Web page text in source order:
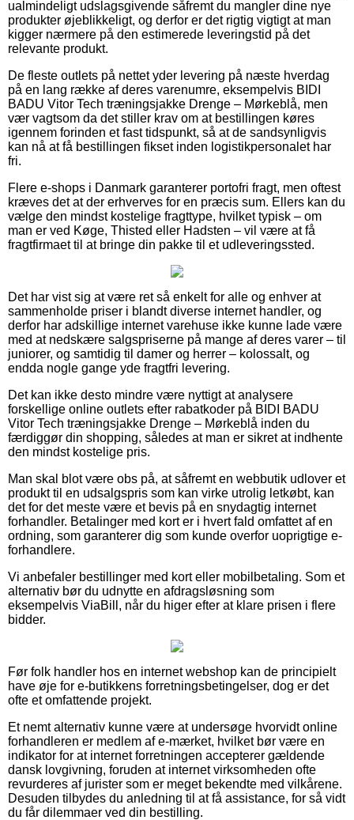
ualmindeligt udslagsgivende såfremt du mangler dine nye
produkter øjeblikkeligt, og derfor er det rigtig vigtigt at man
kigger nærmere på den estimerede leveringstid på det
relevante produkt.
De fleste outlets på nettet yder levering på næste hverdag
på en lang række af deres varenumre, eksempelvis BIDI
BADU Vitor Tech træningsjakke Drenge – Mørkeblå, men
vær vagtsom da det stiller krav om at bestillingen køres
igennem forinden et fast tidspunkt, så at de sandsynligvis
kan nå at få bestillingen fikset inden logistikpersonalet har
fri.
Flere e-shops i Danmark garanterer portofri fragt, men oftest
kræves det at der erhverves for en præcis sum. Ellers kan du
vælge den mindst kostelige fragttype, hvilket typisk – om
man er ved Køge, Thisted eller Hadsten – vil være at få
fragtfirmaet til at bringe din pakke til et udleveringssted.
Det har vist sig at være ret så enkelt for alle og enhver at
sammenholde priser i blandt diverse internet handler, og
derfor har adskillige internet varehuse ikke kunne lade være
med at nedskære salgspriserne på mange af deres varer – til
juniorer, og samtidig til damer og herrer – kolossalt, og
endda nogle gange yde fragtfri levering.
Det kan ikke desto mindre være nyttigt at analysere
forskellige online outlets efter rabatkoder på BIDI BADU
Vitor Tech træningsjakke Drenge – Mørkeblå inden du
færdiggør din shopping, således at man er sikret at indhente
den mindst kostelige pris.
Man skal blot være obs på, at såfremt en webbutik udlover et
produkt til en udsalgspris som kan virke utrolig letkøbt, kan
det for det meste være et bevis på en snydagtig internet
forhandler. Betalinger med kort er i hvert fald omfattet af en
ordning, som garanterer dig som kunde overfor uoprigtige e-
forhandlere.
Vi anbefaler bestillinger med kort eller mobilbetaling. Som et
alternativ bør du udnytte en afdragsløsning som
eksempelvis ViaBill, når du higer efter at klare prisen i flere
bidder.
Før folk handler hos en internet webshop kan de principielt
have øje for e-butikkens forretningsbetingelser, dog er det
ofte et omfattende projekt.
Et nemt alternativ kunne være at undersøge hvorvidt online
forhandleren er medlem af e-mærket, hvilket bør være en
indikator for at internet forretningen accepterer gældende
dansk lovgivning, foruden at internet virksomheden ofte
revurderes af jurister som er meget bekendte med vilkårene.
Desuden tilbydes du anledning til at få assistance, for så vidt
du får dilemmaer ved din bestilling.